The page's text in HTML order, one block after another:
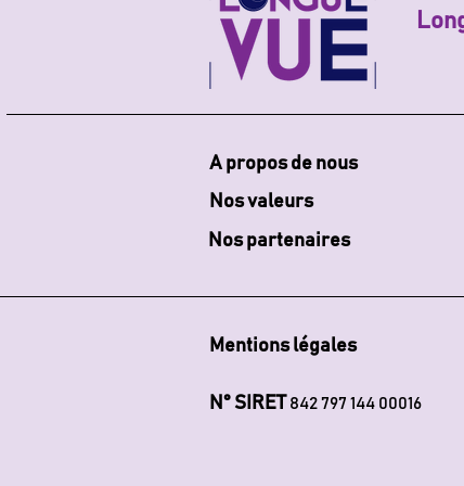
A propos de nous
Nos valeurs
Nos partenaires
Mentions légales
N° SIRET842 797 144 00016